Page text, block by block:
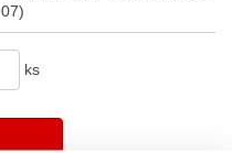
07)
ks